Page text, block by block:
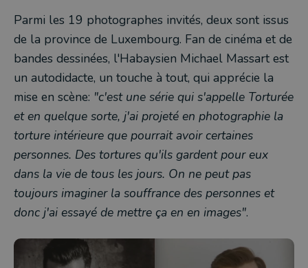
Parmi les 19 photographes invités, deux sont issus
de la province de Luxembourg. Fan de cinéma et de
bandes dessinées, l'Habaysien Michael Massart est
un autodidacte, un touche à tout, qui apprécie la
mise en scène: "c'est une série qui s'appelle Torturée
et en quelque sorte, j'ai projeté en photographie la
torture intérieure que pourrait avoir certaines
personnes. Des tortures qu'ils gardent pour eux
dans la vie de tous les jours. On ne peut pas
toujours imaginer la souffrance des personnes et
donc j'ai essayé de mettre ça en en images".